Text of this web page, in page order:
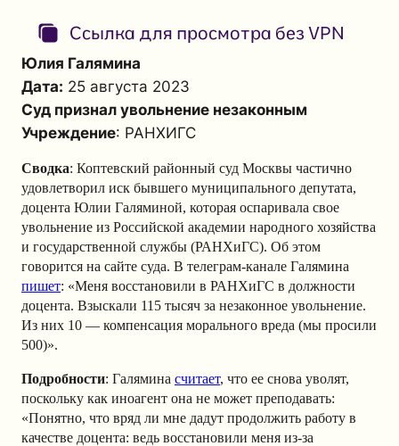
Ссылка для просмотра без VPN
Юлия Галямина
Дата: 25 августа 2023
Суд признал увольнение незаконным
Учреждение: РАНХИГС
Сводка: Коптевский районный суд Москвы частично
удовлетворил иск бывшего муниципального депутата,
доцента Юлии Галяминой, которая оспаривала свое
увольнение из Российской академии народного хозяйства
и государственной службы (РАНХиГС). Об этом
говорится на сайте суда. В телеграм-канале Галямина
пишет: «Меня восстановили в РАНХиГС в должности
доцента. Взыскали 115 тысяч за незаконное увольнение.
Из них 10 — компенсация морального вреда (мы просили
500)».
Подробности: Галямина считает, что ее снова уволят,
поскольку как иноагент она не может преподавать:
«Понятно, что вряд ли мне дадут продолжить работу в
качестве доцента: ведь восстановили меня из-за